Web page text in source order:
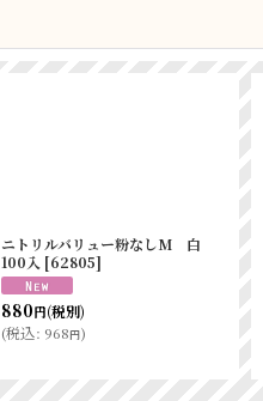
洋生カートン（白）1号 25枚
[68361]
880円(税別)
(税込:968円)